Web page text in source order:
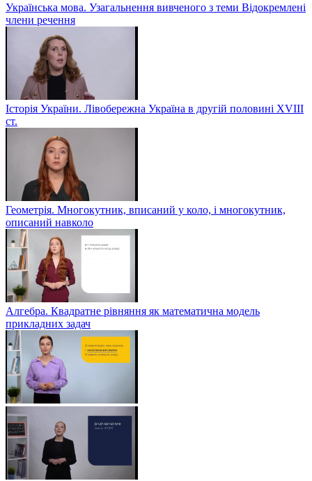
Українська мова. Узагальнення вивченого з теми Відокремлені
члени речення
Історія України. Лівобережна Україна в другій половині ХVIIІ
ст.
Геометрія. Многокутник, вписаний у коло, і многокутник,
описаний навколо
Алгебра. Квадратне рівняння як математична модель
прикладних задач